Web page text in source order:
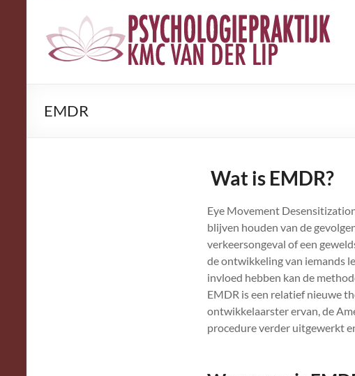
Psychologiepraktijk
K.M.C.
der
EMDR
Wat is EMDR?
Eye Movement
blijven houden van de
verkeersongeval of een
de ontwikkeling van iemands
invloed hebben kan de
EMDR is een relatief nieuwe
ontwikkelaarster ervan, de
procedure verder uitgewerkt